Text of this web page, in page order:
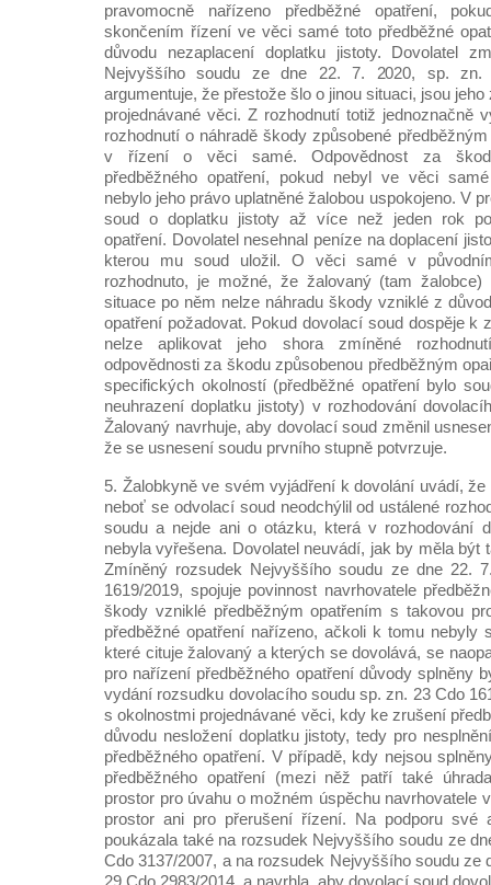
pravomocně nařízeno předběžné opatření,
skončením řízení ve věci samé toto předběžné
důvodu nezaplacení doplatku jistoty. Dovolatel
Nejvyššího soudu ze dne 22. 7. 2020, sp. zn.
argumentuje, že přestože šlo o jinou situaci, jsou
projednávané věci. Z rozhodnutí totiž jednoznačně
rozhodnutí o náhradě škody způsobené
v řízení o věci samé. Odpovědnost za
předběžného opatření, pokud nebyl ve věci
nebylo jeho právo uplatněné žalobou uspokojeno. V
soud o doplatku jistoty až více než jeden rok po
opatření. Dovolatel nesehnal peníze na doplacení
kterou mu soud uložil. O věci samé v
rozhodnuto, je možné, že žalovaný (tam
situace po něm nelze náhradu škody vzniklé z
opatření požadovat. Pokud dovolací soud dospěje k
nelze aplikovat jeho shora zmíněné
odpovědnosti za škodu způsobenou předběžným
specifických okolností (předběžné opatření bylo
neuhrazení doplatku jistoty) v rozhodování
Žalovaný navrhuje, aby dovolací soud změnil
že se usnesení soudu prvního stupně potvrzuje.
5. Žalobkyně ve svém vyjádření k dovolání uvádí,
neboť se odvolací soud neodchýlil od ustálené
soudu a nejde ani o otázku, která v rozhodování
nebyla vyřešena. Dovolatel neuvádí, jak by měla být
Zmíněný rozsudek Nejvyššího soudu ze dne 22.
1619/2019, spojuje povinnost navrhovatele
škody vzniklé předběžným opatřením s takovou
předběžné opatření nařízeno, ačkoli k tomu nebyly
které cituje žalovaný a kterých se dovolává, se
pro nařízení předběžného opatření důvody splněny
vydání rozsudku dovolacího soudu sp. zn. 23 Cdo
s okolnostmi projednávané věci, kdy ke zrušení
důvodu nesložení doplatku jistoty, tedy pro
předběžného opatření. V případě, kdy nejsou
předběžného opatření (mezi něž patří také
prostor pro úvahu o možném úspěchu navrhovatele
prostor ani pro přerušení řízení. Na podporu své
poukázala také na rozsudek Nejvyššího soudu ze
Cdo 3137/2007, a na rozsudek Nejvyššího soudu ze
29 Cdo 2983/2014, a navrhla, aby dovolací soud